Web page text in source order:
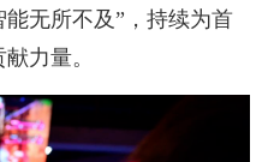
无所不及”，持续为首
力量。